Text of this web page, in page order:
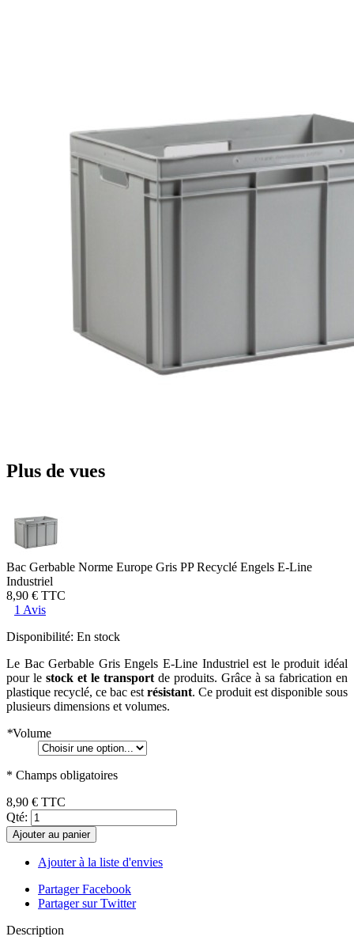
Plus de vues
Bac Gerbable Norme Europe Gris PP Recyclé Engels E-Line
Industriel
8,90 € TTC
1 Avis
Disponibilité: En stock
Le Bac Gerbable Gris Engels E-Line Industriel est le produit idéal
pour le stock et le transport de produits. Grâce à sa fabrication en
plastique recyclé, ce bac est résistant. Ce produit est disponible sous
plusieurs dimensions et volumes.
*Volume
* Champs obligatoires
8,90 € TTC
Qté:
Ajouter au panier
Ajouter à la liste d'envies
Partager Facebook
Partager sur Twitter
Description